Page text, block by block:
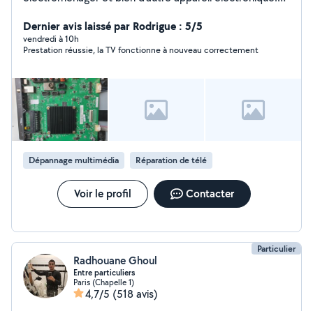
distance avant que je passe vous dépanner. Merci et à
bientôt.
Dernier avis laissé par Rodrigue : 5/5
vendredi à 10h
Prestation réussie, la TV fonctionne à nouveau correctement
Dépannage multimédia Réparation de télé
Voir le profil Contacter
Particulier
Radhouane Ghoul
Entre particuliers
Paris (Chapelle 1)
4,7/5 (518 avis)